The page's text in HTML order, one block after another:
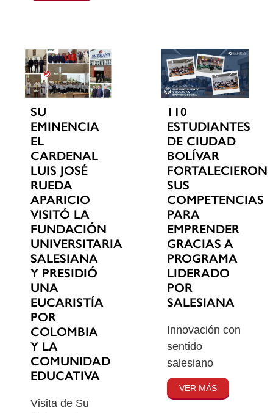
SU
EMINENCIA
EL
CARDENAL
LUIS JOSÉ
RUEDA
APARICIO
VISITÓ LA
FUNDACIÓN
UNIVERSITARIA
SALESIANA
Y PRESIDIÓ
UNA
EUCARISTÍA
POR
COLOMBIA
Y LA
COMUNIDAD
EDUCATIVA
Visita de Su
110
ESTUDIANTES
DE CIUDAD
BOLÍVAR
FORTALECIERON
SUS
COMPETENCIAS
PARA
EMPRENDER
GRACIAS A
PROGRAMA
LIDERADO
POR
SALESIANA
Innovación con
sentido
salesiano
VER MÁS